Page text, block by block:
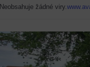
Neobsahuje žádné viry.